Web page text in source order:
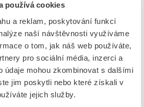
používá cookies
a reklam, poskytování funkcí
naší návštěvnosti využíváme
o tom, jak náš web používáte,
pro sociální média, inzerci a
údaje mohou zkombinovat s dalšími
jim poskytli nebo které získali v
jejich služby.
Spojka STP CAT6A samořezná
11.514.815
13180100
SOLARIX
s DPH 205,91 Kč/ks